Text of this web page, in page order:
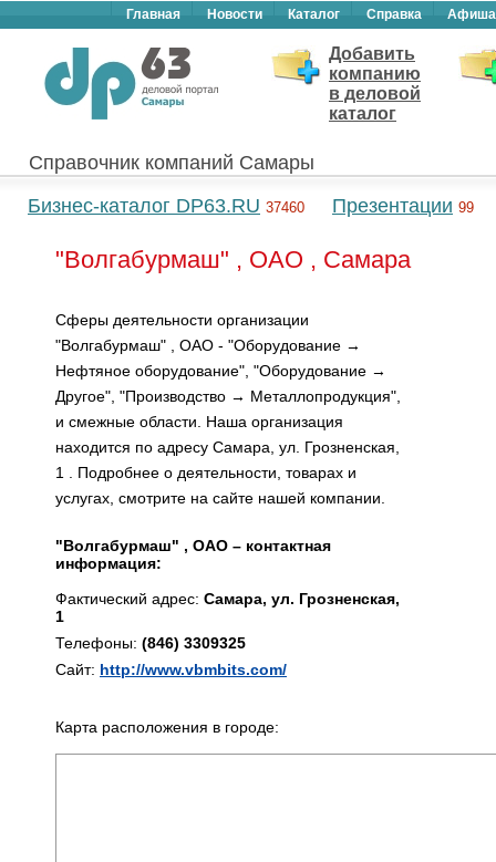
Главная Новости Каталог Справка Афиша
Добавить
компанию
в деловой
каталог
Справочник компаний Самары
Бизнес-каталог DP63.RU 37460 Презентации 99
"Волгабурмаш" , ОАО , Самара
Сферы деятельности организации
"Волгабурмаш" , ОАО - "Оборудование →
Нефтяное оборудование", "Оборудование →
Другое", "Производство → Металлопродукция",
и смежные области. Наша организация
находится по адресу Самара, ул. Грозненская,
1 . Подробнее о деятельности, товарах и
услугах, смотрите на сайте нашей компании.
"Волгабурмаш" , ОАО – контактная
информация:
Фактический адрес: Самара, ул. Грозненская,
1
Телефоны: (846) 3309325
Сайт: http://www.vbmbits.com/
Карта расположения в городе: